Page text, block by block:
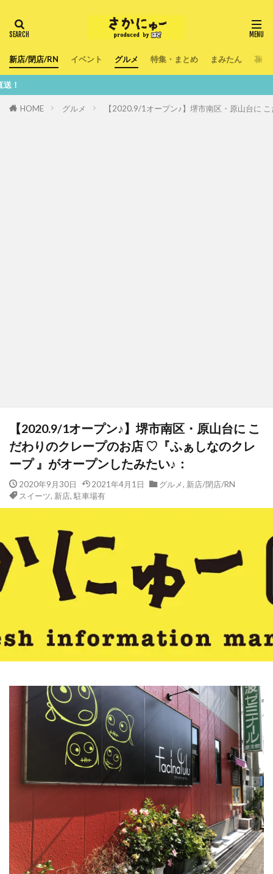
新店/閉店/RN イベント グルメ 特集・まとめ まみたん 暮ら
HOME グルメ 【2020.9/1オープン♪】堺市南区・原山台に
【2020.9/1オープン♪】堺市南区・原山台に こ
だわりのクレープのお店 ♡『ふぁしなのクレ
ープ 』がオープンしたみたい♪：
2020年9月30日 2021年4月1日 グルメ, 新店/閉店/RN
スイーツ, 新店, 駐車場有